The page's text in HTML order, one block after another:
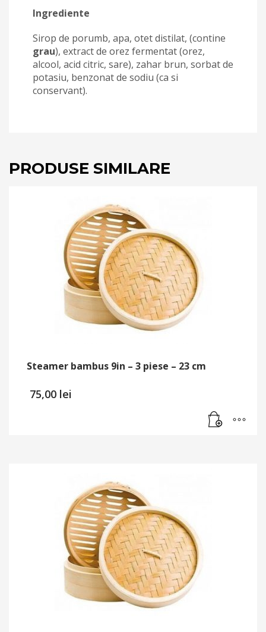
Ingrediente
Sirop de porumb, apa, otet distilat, (contine
grau), extract de orez fermentat (orez,
alcool, acid citric, sare), zahar brun, sorbat de
potasiu, benzonat de sodiu (ca si
conservant).
PRODUSE SIMILARE
Steamer bambus 9in – 3 piese – 23 cm
75,00 lei